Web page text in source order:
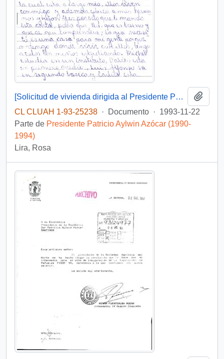
[Solicitud de vivienda dirigida al Presidente Patricio Aylwin]
CL CLUAH 1-93-25238 · Documento · 1993-11-22
Parte de Presidente Patricio Aylwin Azócar (1990-
1994)
Lira, Rosa